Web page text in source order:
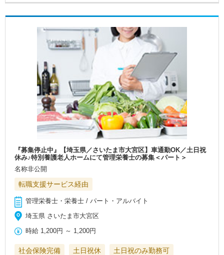
『募集停止中』【埼玉県／さいたま市大宮区】車通勤OK／土日祝
休み♪特別養護老人ホームにて管理栄養士の募集＜パート＞
名称非公開
転職支援サービス経由
管理栄養士・栄養士 / パート・アルバイト
埼玉県 さいたま市大宮区
時給 1,200円 ～ 1,200円
社会保険完備 土日祝休
土日祝のみ勤務可